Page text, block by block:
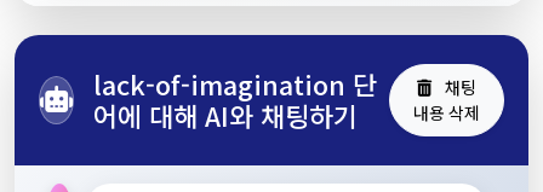
lack-of-imagination 단
어에 대해 AI와 채팅하기
채팅
내용 삭제